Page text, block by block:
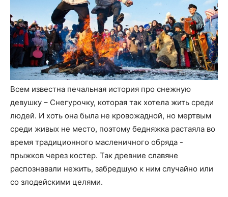
Всем известна печальная история про снежную
девушку – Снегурочку, которая так хотела жить среди
людей. И хоть она была не кровожадной, но мертвым
среди живых не место, поэтому бедняжка растаяла во
время традиционного масленичного обряда -
прыжков через костер. Так древние славяне
распознавали нежить, забредшую к ним случайно или
со злодейскими целями.